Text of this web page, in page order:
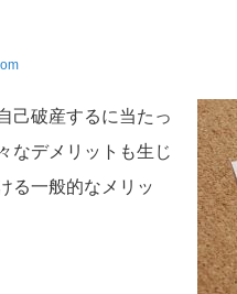
己破産するに当たっ
なデメリットも生じ
る一般的なメリッ